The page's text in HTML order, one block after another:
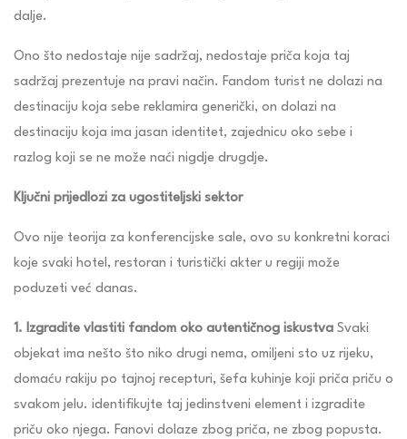
dalje.
Ono što nedostaje nije sadržaj, nedostaje priča koja taj
sadržaj prezentuje na pravi način. Fandom turist ne dolazi na
destinaciju koja sebe reklamira generički, on dolazi na
destinaciju koja ima jasan identitet, zajednicu oko sebe i
razlog koji se ne može naći nigdje drugdje.
Ključni prijedlozi za ugostiteljski sektor
Ovo nije teorija za konferencijske sale, ovo su konkretni koraci
koje svaki hotel, restoran i turistički akter u regiji može
poduzeti već danas.
1. Izgradite vlastiti fandom oko autentičnog iskustva Svaki
objekat ima nešto što niko drugi nema, omiljeni sto uz rijeku,
domaću rakiju po tajnoj recepturi, šefa kuhinje koji priča priču o
svakom jelu. identifikujte taj jedinstveni element i izgradite
priču oko njega. Fanovi dolaze zbog priča, ne zbog popusta.